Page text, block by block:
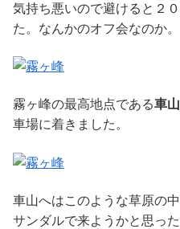
気持ち悪いので避けると２
た。なんかのオフ会なのか。
霧ヶ峰の最高地点である車山
車場に着きました。
車山へはこのような草原の
サンダルで来ようかと思っ